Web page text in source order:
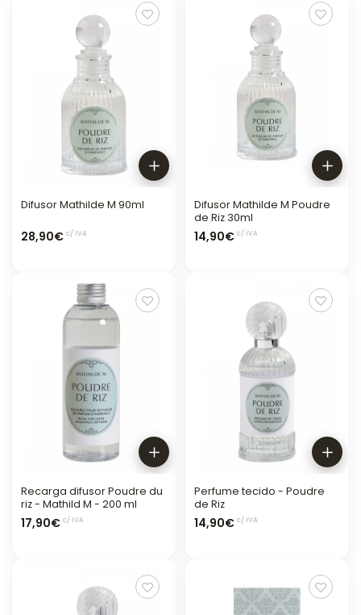
Difusor Mathilde M 90ml
28,90€ c/ IVA
Difusor Mathilde M Poudre
de Riz 30ml
14,90€ c/ IVA
Recarga difusor Poudre du
riz - Mathild M - 200 ml
17,90€ c/ IVA
Perfume tecido - Poudre
de Riz
14,90€ c/ IVA